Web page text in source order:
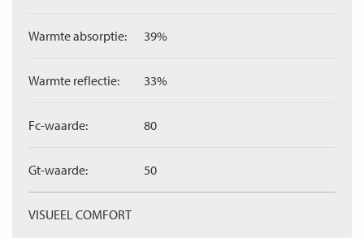
Warmte absorptie: 39%
Warmte reflectie: 33%
Fc-waarde: 80
Gt-waarde: 50
VISUEEL COMFORT